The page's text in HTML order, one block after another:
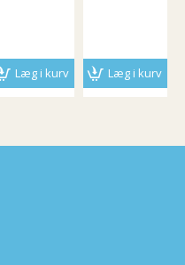
Læg i kurv Læg i kurv